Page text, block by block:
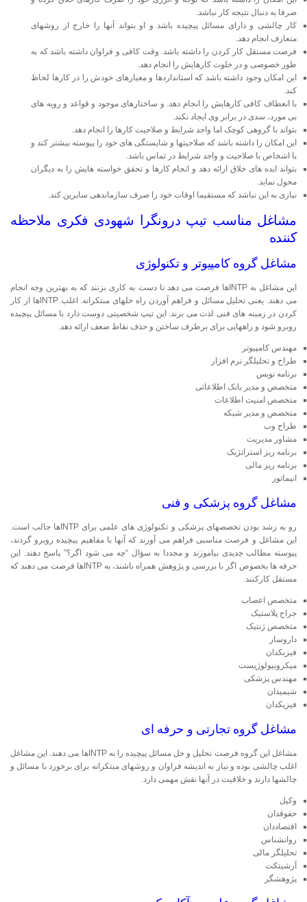
صرفا به دنبال نتیجه کار نباشد.
کار چالشی و دارای مسائل پیچیده باشد و او بتواند آنها را خارج از روشهای
متعارف انجام دهد.
فرصت مستقل کار کردن را داشته باشد. وقت کافی و فراوان داشته باشد که به
طور خصوصی و در خلوت کارهایش را انجام دهد.
این امکان وجود داشته باشد که استانداردها و معیارهای خودش را در کارها لحاظ
کند.
با انعطاف کافی کارهایش را انجام دهد. و ساختارهای موجود و قواعد و رویه های
بی مورد، سدی در برابر وی ایجاد نکند.
بتواند با گروهی کوچک اما واجد شرایط و صلاحیت کارها را انجام دهد.
این امکان را داشته باشد که صلاحیتها و شایستگی های خود را پیوسته بیشتر کند و
با اشخاص با صلاحیت و واجد شرایط در تماس باشد.
بتواند ایده های خلاق ارائه دهد و انجام کارها و تحقق خواسته هایش را به دیگران
محول نماید.
نیازی به این نباشد که مستقیما اوقات خود را صرف سازماندهی سایرین کند.
مشاغل مناسب تیپ درونگرا شهودی فکری ملاحظه
کننده
مشاغل گروه کامپیوتر و تکنولوژی
این مشاغل به INTPها فرصت می دهد تا دست به کاری بزنند که به بهترین وجه انجام
می دهند. یعنی تحلیل مسائل و فراهم آوردن راه حلهای مبتکرانه. اغلب INTPها از کار
کردن در زمینه های فنی لذت می برند. این تیپ شخصیتی دوست دارد با مسائل پیچیده
روبرو شود و راههایی برای برطرف ساختن و حذف نقاط ضعف ارائه دهد.
مهندس کامپیوتر
طراح و تحلیلگر نرم افزار
برنامه نویس
متخصص و مدیر بانک اطلاعاتی
متخصص امنیت اطلاعات
متخصص و مدیر شبکه
طراح وب
مشاور مدیریت
برنامه ریز استراتژیک
برنامه ریز مالی
انیماتور
مشاغل گروه پزشکی و فنی
رو به رشد بودن تخصصهای پزشکی و تکنولوژی های علمی برای INTPها جالب است.
این مشاغل و فرصت مناسبی فراهم می آورند که آنها با مفاهیم پیچیده روبرو گردند،
پیوسته مطالب جدیدی بیاموزند و مجددا به سؤال “چه می شود اگر؟” پاسخ دهند. این
حرفه ها بخصوص اگر با بررسی و پژوهش همراه باشند، به INTPها فرصت می دهند که
مستقل کارکنند.
متخصص اعصاب
جراح پلاستیک
متخصص ژنتیک
داروساز
فیزیکدان
میکروبیولوژیست
مهندس پزشکی
شیمیدان
فیزیکدان
مشاغل گروه تجارتی و حرفه ای
مشاغل این گروه فرصت تحلیل و حل مسائل پیچیده را به INTPها می دهند. این مشاغل
اغلب چالشی بوده و نیاز به اندیشه فراوان و روشهای مبتکرانه برای برخورد با مسائل و
چالشها دارند و خلاقیت در آنها نقش مهمی دارد.
وکیل
حقوقدان
اقتصاددان
روانشناس
تحلیلگر مالی
آرشیتکت
پژوهشگر